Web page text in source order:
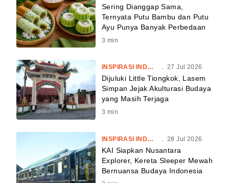
Sering Dianggap Sama,
Ternyata Putu Bambu dan Putu
Ayu Punya Banyak Perbedaan
3 min
INSPIRASI INDONESIA . 27 Jul 2026
Dijuluki Little Tiongkok, Lasem
Simpan Jejak Akulturasi Budaya
yang Masih Terjaga
3 min
INSPIRASI INDONESIA 28 Jul 2026
KAI Siapkan Nusantara
Explorer, Kereta Sleeper Mewah
Bernuansa Budaya Indonesia